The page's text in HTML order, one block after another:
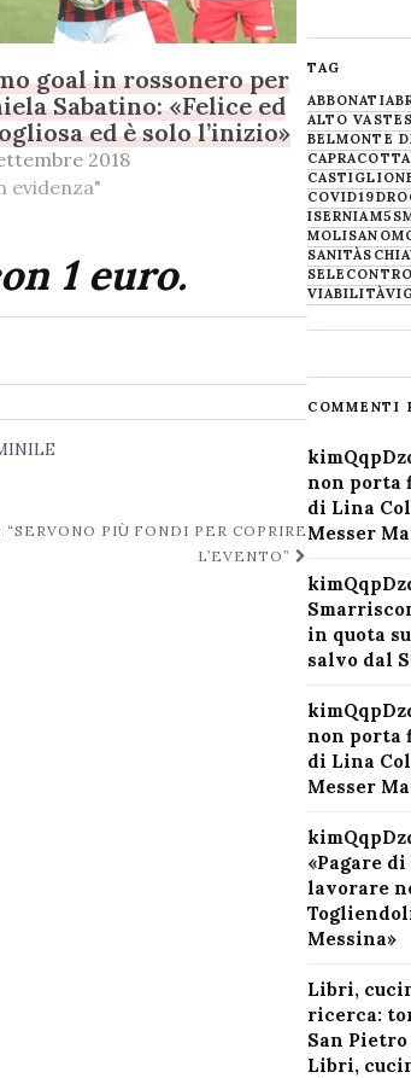
goal in rossonero per
Sabatino: «Felice ed
ed è solo l’inizio»
2018
evidenza"
1 euro.
PIÙ FONDI PER COPRIRE
L’EVENTO”
TAG
ABBONATI
ALTO
BELMONTE
CAPRACOTTA
COVID19
ISERNIAM5S
MOLISANO
SANITÀ
VIABILITÀ
COMMENTI
non porta
di Lina
Messer
in quota
salvo dal
non porta
di Lina
Messer
«Pagare
lavorare
Messina»
Libri,
ricerca:
San Pietro
Libri,